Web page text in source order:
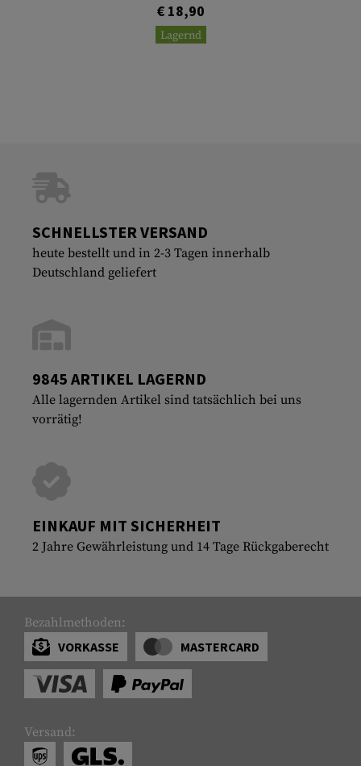
€ 18,90
Lagernd
SCHNELLSTER VERSAND
heute bestellt und in 2-3 Tagen innerhalb
Deutschland geliefert
9845 ARTIKEL LAGERND
Alle lagernden Artikel sind tatsächlich bei uns
vorrätig!
EINKAUF MIT SICHERHEIT
2 Jahre Gewährleistung und 14 Tage Rückgaberecht
Bezahlmethoden:
VORKASSE
MASTERCARD
Versand: